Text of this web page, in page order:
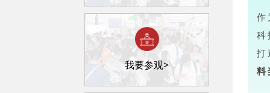
我要参观>
作
科
打
料